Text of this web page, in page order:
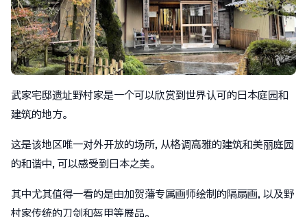
武家宅邸遗址野村家是一个可以欣赏到世界认可的日本庭园和
建筑的地方。
这是该地区唯一对外开放的场所,从格调高雅的建筑和美丽庭园
的和谐中,可以感受到日本之美。
其中尤其值得一看的是由加贺藩专属画师绘制的隔扇画,以及野
村家传统的刀剑和盔甲等展品。